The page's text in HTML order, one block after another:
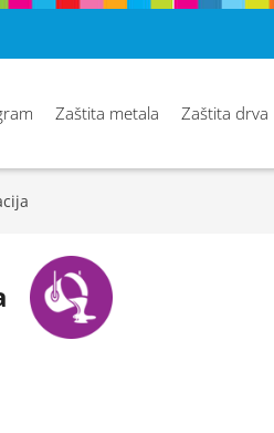
Zaštita metala Zaštita drva